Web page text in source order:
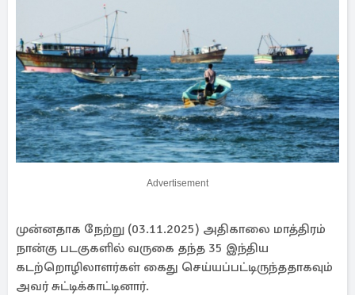
Advertisement
முன்னதாக நேற்று (03.11.2025) அதிகாலை மாத்திரம்
நான்கு படகுகளில் வருகை தந்த 35 இந்திய
கடற்றொழிலாளர்கள் கைது செய்யப்பட்டிருந்ததாகவும்
அவர் சுட்டிக்காட்டினார்.